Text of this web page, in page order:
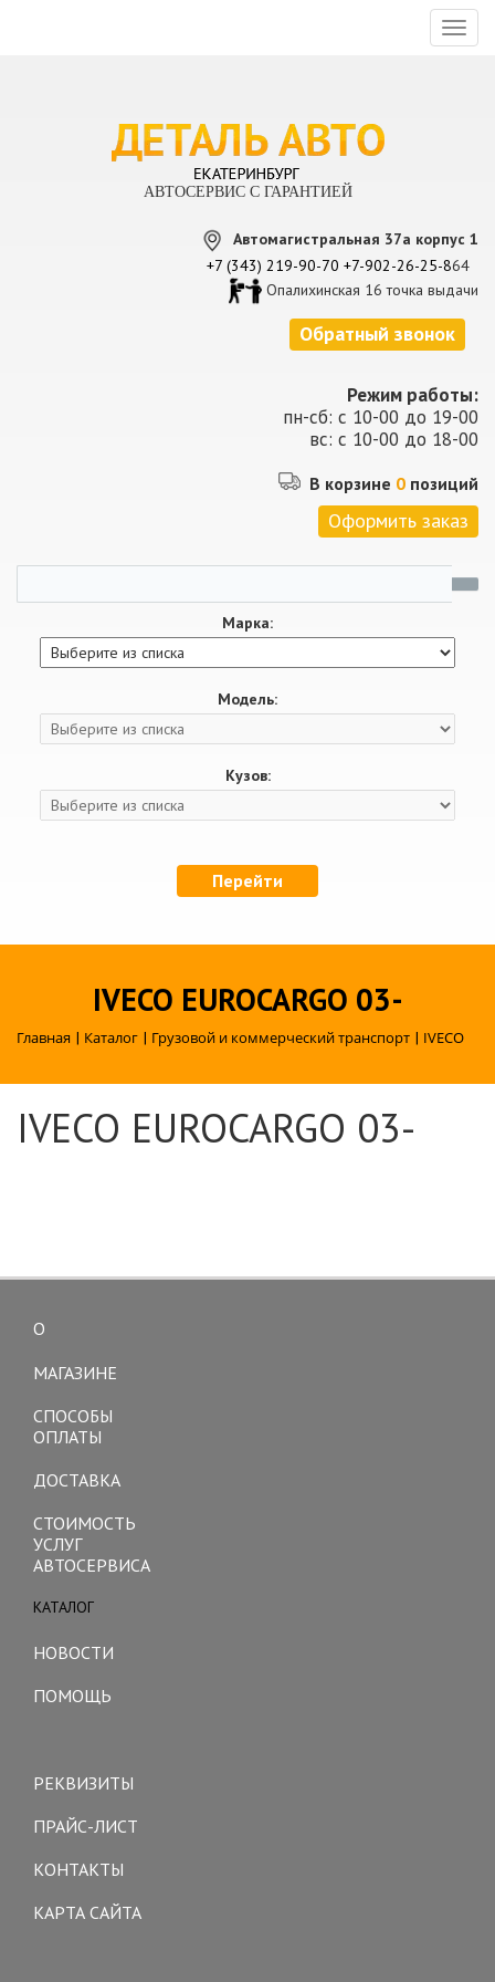
АВТОСЕРВИС С ГАРАНТИЕЙ
Автомагистральная 37а корпус 1
+7 (343) 219-90-70 +7-902-26-25-864
Опалихинская 16 точка выдачи
Обратный звонок
Режим работы:
пн-сб: с 10-00 до 19-00
вс: с 10-00 до 18-00
В корзине 0 позиций
Оформить заказ
Марка:
Модель:
Кузов:
Перейти
IVECO EUROCARGO 03-
Главная | Каталог | Грузовой и коммерческий транспорт | IVECO
IVECO EUROCARGO 03-
О
МАГАЗИНЕ
СПОСОБЫ
ОПЛАТЫ
ДОСТАВКА
СТОИМОСТЬ
УСЛУГ
АВТОСЕРВИСА
КАТАЛОГ
НОВОСТИ
ПОМОЩЬ
РЕКВИЗИТЫ
ПРАЙС-ЛИСТ
КОНТАКТЫ
КАРТА САЙТА